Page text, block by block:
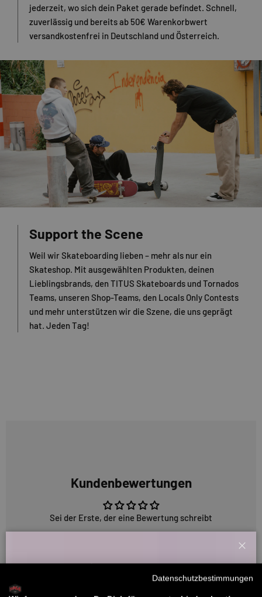
jederzeit, wo sich dein Paket gerade befindet. Schnell,
zuverlässig und bereits ab 50€ Warenkorbwert
versandkostenfrei in Deutschland und Österreich.
Support the Scene
Weil wir Skateboarding lieben – mehr als nur ein
Skateshop. Mit ausgewählten Produkten, deinen
Lieblingsbrands, den TITUS Skateboards und Tornados
Teams, unseren Shop-Teams, den Locals Only Contests
und mehr unterstützen wir die Szene, die uns geprägt
hat. Jeden Tag!
Kundenbewertungen
Sei der Erste, der eine Bewertung schreibt
Willkommensbonus
Datenschutzbestimmungen